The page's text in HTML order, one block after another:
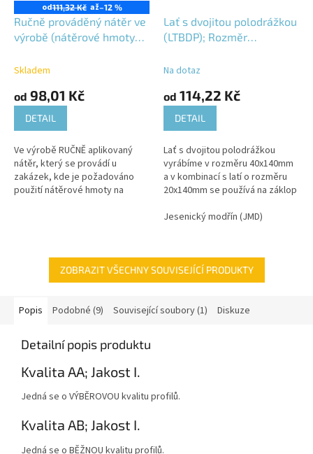
od111,32 Kč až–12 %
Ručně prováděný nátěr ve
výrobě (nátěrové hmoty
Skladem
od 98,01 Kč
DETAIL
Ve výrobě RUČNĚ aplikovaný
nátěr, který se provádí u
zakázek, kde je požadováno
použití nátěrové hmoty na
Lať s dvojitou polodrážkou
(LTBDP); Rozměr
modřín (JMD); Vlhkost
Na dotaz
od 114,22 Kč
DETAIL
Lať s dvojitou polodrážkou
vyrábíme v rozměru 40x140mm
a v kombinací s latí o rozměru
20x140mm se používá na záklop
Jesenický modřín (JMD)
ZOBRAZIT VŠECHNY SOUVISEJÍCÍ PRODUKTY
Popis Podobné (9) Související soubory (1) Diskuze
Detailní popis produktu
Kvalita AA; Jakost I.
Jedná se o VÝBĚROVOU kvalitu profilů.
Kvalita AB; Jakost I.
Jedná se o BĚŽNOU kvalitu profilů.